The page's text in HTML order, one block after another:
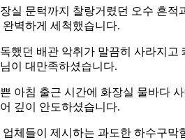
실 문턱까지 찰랑거렸던 오수 흔적
완벽하게 세척했습니다.
했던 배관 악취가 말끔히 사라지고
이 대만족하셨습니다.
아침 출근 시간에 화장실 물바다
깊이 안도하셨습니다.
업체들이 제시하는 과도한 하수구막